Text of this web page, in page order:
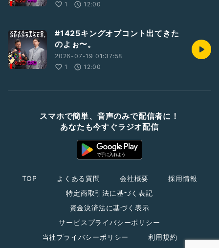
1
12:00
#1425キングオブコント出てきた
のよぉ〜。
2026-07-19 01:37:58
1
12:00
スマホで簡単、音声のみで配信者に！
あなたも今すぐラジオ配信
TOP よくある質問 会社概要
採用情報
特定商取引法に基づく表記
資金決済法に基づく表示
サービスプライバシーポリシー
当社プライバシーポリシー
利用規約